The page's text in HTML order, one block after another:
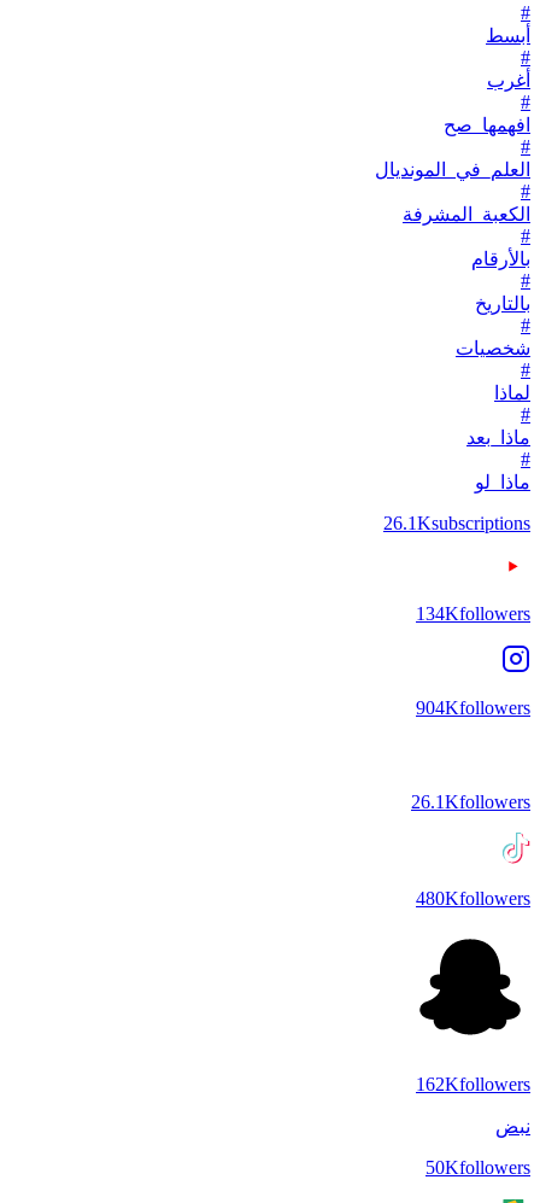
#
أبسط
#
أغرب
#
افهمها_صح
#
العلم_في_المونديال
#
الكعبة_المشرفة
#
بالأرقام
#
بالتاريخ
#
شخصيات
#
لماذا
#
ماذا_بعد
#
ماذا_لو
26.1Ksubscriptions
134Kfollowers
904Kfollowers
26.1Kfollowers
480Kfollowers
162Kfollowers
نبض
50Kfollowers